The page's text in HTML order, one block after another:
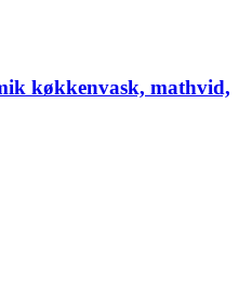
køkkenvask, mathvid,